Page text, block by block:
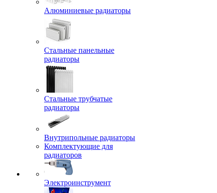
Алюминиевые радиаторы
Стальные панельные
радиаторы
Стальные трубчатые
радиаторы
Внутрипольные радиаторы
Комплектующие для
радиаторов
Электроинструмент